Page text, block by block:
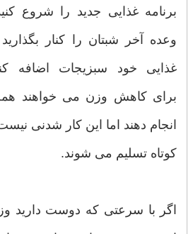
برنامه غذایی جدید را شروع
وعده آخر شبتان را کنار
غذایی خود سبزیجات اضافه
برای کاهش وزن می خواهند همه
انجام دهند اما این کار شدنی
کوتاه تسلیم می شوند.
اگر با سرعتی که دوست دارید